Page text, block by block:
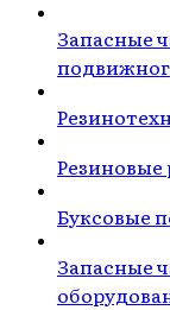
Запасные
Резиновые
Буксовые
Запасные